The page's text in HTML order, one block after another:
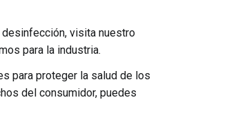
visita nuestro
para la industria.
para proteger la salud de los
del consumidor, puedes